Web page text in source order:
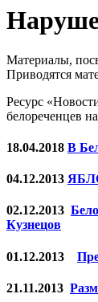
Материалы,
Приводятся
Ресурс
белореченцев
18.04.2018 В
04.12.2013
02.12.2013
Кузнецов
01.12.2013
21.11.2013